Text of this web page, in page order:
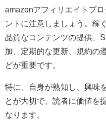
amazonアフィリエイトプ
ントに注意しましょう。稼
品質なコンテンツの提供、
加、定期的な更新、規約の
どが重要です。
特に、自身が熟知し、興味
とが大切で、読者に価値を
なります。